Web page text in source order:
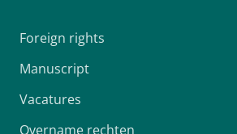
Foreign rights
Manuscript
Vacatures
Overname rechten